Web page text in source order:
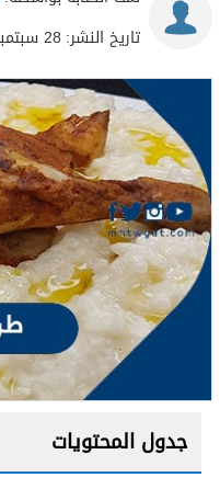
تاريخ النشر: 28 سبتمبر 2024 - 12:52م
جدول المحتويات